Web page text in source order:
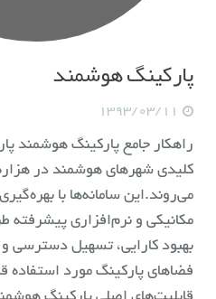
پارکینگ هوشمند
1393/03/11
راهکار جامع پارکینگ هوشمند
کلیدی شهرهای هوشمند در
می‌روند.این سامانه‌ها با
مکانیکی و نرم‌افزاری پیشرفته
بهبود کارایی، تسهیل دسترسی
فضاهای پارکینگ مورد استفاده